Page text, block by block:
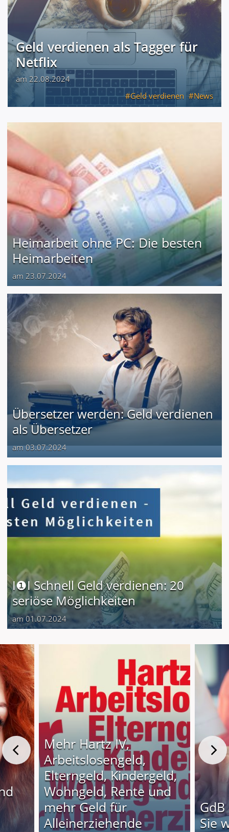
Geld verdienen als Tagger für
Netflix
am 22.08.2024
Geld verdienen
News
Heimarbeit ohne PC: Die besten
Heimarbeiten
am 23.07.2024
Übersetzer werden: Geld verdienen
als Übersetzer
am 03.07.2024
I❶I Schnell Geld verdienen: 20
seriöse Möglichkeiten
am 01.07.2024
Mehr Hartz IV,
Arbeitslosengeld,
Elterngeld, Kindergeld,
Wohngeld, Rente und
mehr Geld für
Alleinerziehende
Sie